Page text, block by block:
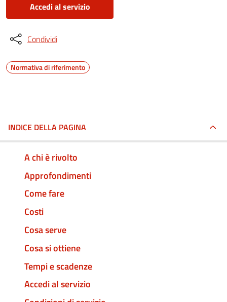
Accedi al servizio
Condividi
Normativa di riferimento
INDICE DELLA PAGINA
A chi è rivolto
Approfondimenti
Come fare
Costi
Cosa serve
Cosa si ottiene
Tempi e scadenze
Accedi al servizio